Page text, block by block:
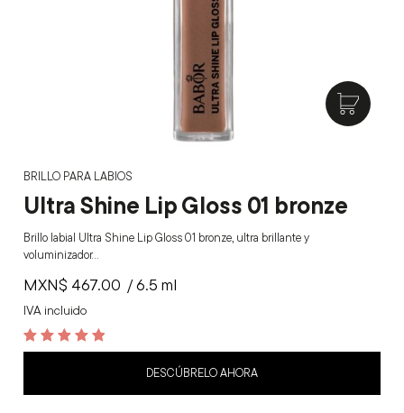
BRILLO PARA LABIOS
Ultra Shine Lip Gloss 01 bronze
Brillo labial Ultra Shine Lip Gloss 01 bronze, ultra brillante y
voluminizador…
MXN$ 467.00
IVA incluido
/ 6.5 ml
5
DESCÚBRELO AHORA